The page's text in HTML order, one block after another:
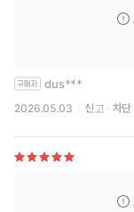
“내가 엄청난 비밀을
현재로서는 확신이
엘리트 정신과 의
병원에서 자신의
에 보내져 30년 넘
누구도 그의 본명과
집단 치료에 참여
dus***
2026.05.03 신고 차단